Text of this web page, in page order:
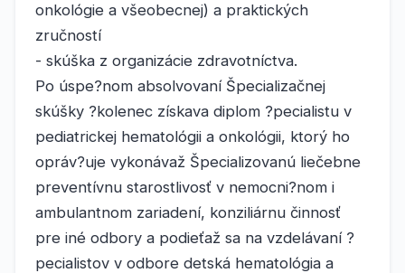
onkológie a všeobecnej) a praktických
zručností
- skúška z organizácie zdravotníctva.
Po úspe?nom absolvovaní Špecializačnej
skúšky ?kolenec získava diplom ?pecialistu v
pediatrickej hematológii a onkológii, ktorý ho
opráv?uje vykonávaž Špecializovanú liečebne
preventívnu starostlivosť v nemocni?nom i
ambulantnom zariadení, konziliárnu činnosť
pre iné odbory a podieťaž sa na vzdelávaní ?
pecialistov v odbore detská hematológia a